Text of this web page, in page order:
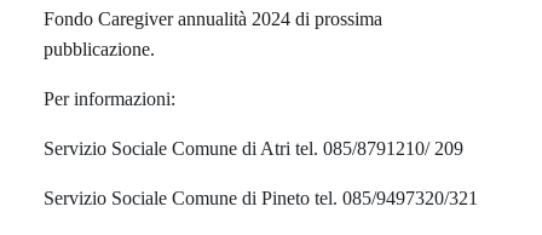
Fondo Caregiver annualità 2024 di prossima
pubblicazione.
Per informazioni:
Servizio Sociale Comune di Atri tel. 085/8791210/ 209
Servizio Sociale Comune di Pineto tel. 085/9497320/321